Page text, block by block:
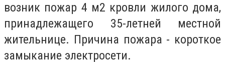
возник пожар 4 м2 кровли жилого дома,
принадлежащего 35-летней местной
жительнице. Причина пожара - короткое
замыкание электросети.